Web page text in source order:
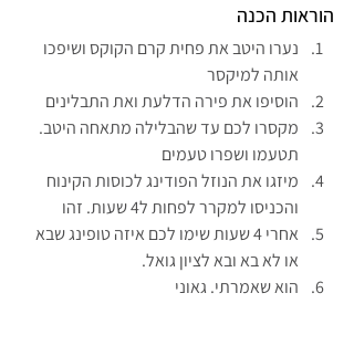
הוראות הכנה
נערו היטב את פחית קרם הקוקס ושיפכו
אותה למיקסר
הוסיפו את פירה הדלעת ואת התבלינים
מקסרו לכם עד שהבלילה מתאחה היטב.
תטעמו ושפרו טעמים
מיזגו את הנוזל הפודינג לכוסות הקינוח
והכניסו למקרר לפחות ל4 שעות. זהו
אחרי 4 שעות שימו לכם איזה טופינג שבא
או לא בא ובא לציון גואל.
הוא שאמרתי. גאוני